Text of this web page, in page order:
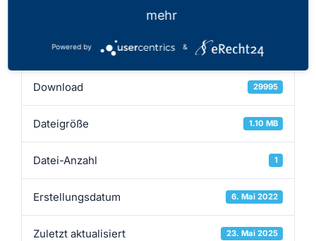
Download 29995
Dateigröße 1.10 MB
Datei-Anzahl 1
Erstellungsdatum 6. Mai 2022
Zuletzt aktualisiert 23. Mai 2025
mehr
Powered by &